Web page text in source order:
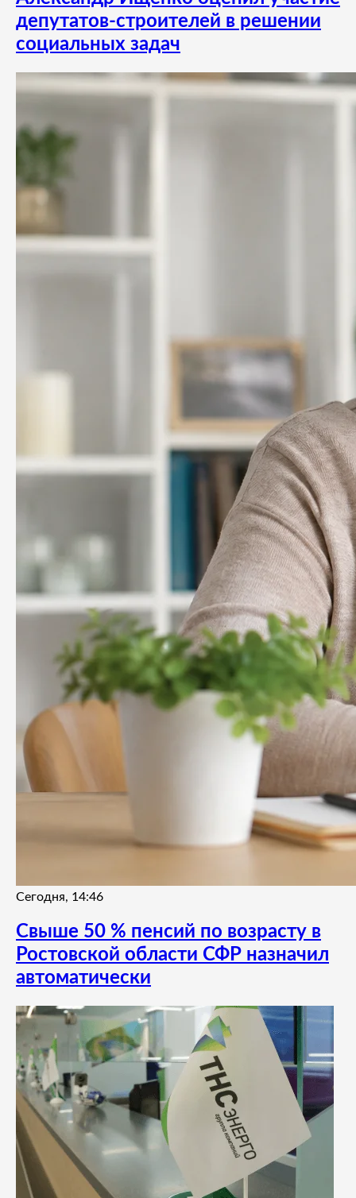
депутатов-строителей в решении
социальных задач
Сегодня, 14:46
Свыше 50 % пенсий по возрасту в
Ростовской области СФР назначил
автоматически